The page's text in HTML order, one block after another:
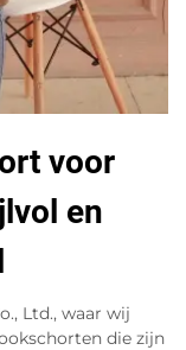
voor
en
Ltd., waar wij
die zijn